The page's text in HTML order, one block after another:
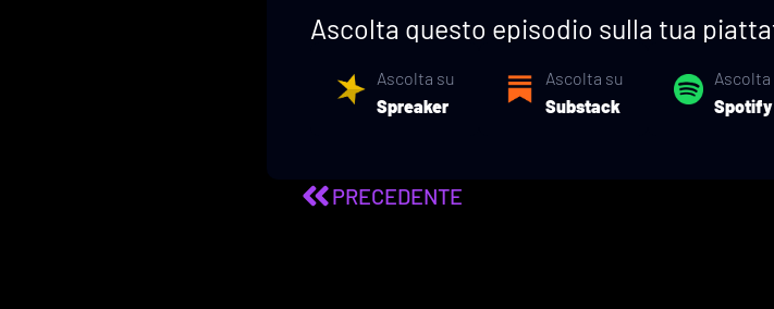
Ascolta questo episodio sulla tua
Ascolta su
Spreaker
Ascolta su
Substack
Ascolta
Spotify
PRECEDENTE